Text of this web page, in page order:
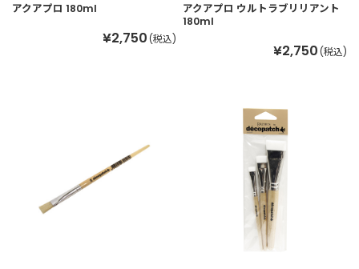
アクアプロ 180ml
¥2,750 (税込)
アクアプロ ウルトラブリリアント
180ml
¥2,750 (税込)